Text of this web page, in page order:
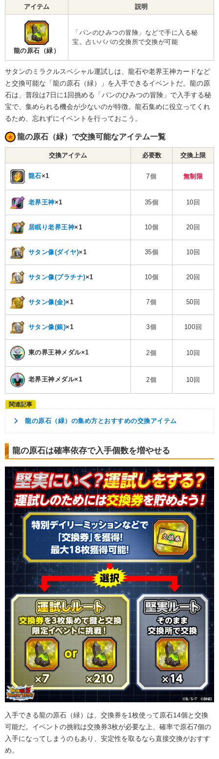
アイテム 説明
龍の原石（緑）
「パンのひみつの冒険」などで手に入る秘
宝。占いババの交換所で交換が可能
サタンのミラクルスペシャル運試しは、龍石や老界王神カードなど
と交換可能な「龍の原石（緑）」を入手できるイベントだ。龍の原
石は、普段は7日に1回挑める「パンのひみつの冒険」で入手する秘
宝で、集められる機会が少ないのが特徴。龍石集めに役立ってくれ
るため、忘れずにイベントを行っておこう。
龍の原石（緑）で交換可能なアイテム一覧
交換アイテム 必要数 交換上限
龍石×1 7個 無制限
老界王神×1 35個 10回
居眠り老界王神×1 10個 20回
サタン像(ダイヤ)×1 35個 10回
サタン像(プラチナ)×1 10個 20回
サタン像(金)×1 7個 50回
サタン像(銀)×1 3個 100回
東の界王神メダル×1 2個 10回
老界王神メダル×1 2個 10回
龍の原石（緑）の集め方とおすすめの交換アイテム
龍の原石は確率依存で入手個数を増やせる
入手できる龍の原石（緑）は、交換券を1枚使って原石14個と交換
可能だ。イベントの挑戦は交換券3枚が必要な上、確率で原石7個の
入手になってしまうのもあり、安定性を取るなら直接交換がおすす
め。